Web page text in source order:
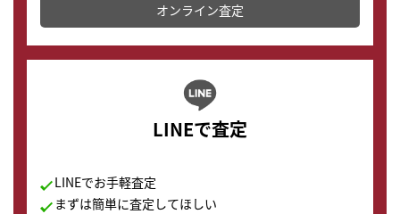
オンライン査定
LINEで査定
LINEでお手軽査定
まずは簡単に査定してほしい